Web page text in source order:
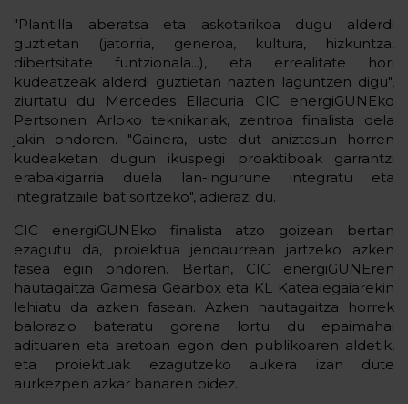
"Plantilla aberatsa eta askotarikoa dugu alderdi
guztietan (jatorria, generoa, kultura, hizkuntza,
dibertsitate funtzionala...), eta errealitate hori
kudeatzeak alderdi guztietan hazten laguntzen digu",
ziurtatu du Mercedes Ellacuria CIC energiGUNEko
Pertsonen Arloko teknikariak, zentroa finalista dela
jakin ondoren. "Gainera, uste dut aniztasun horren
kudeaketan dugun ikuspegi proaktiboak garrantzi
erabakigarria duela lan-ingurune integratu eta
integratzaile bat sortzeko", adierazi du.
CIC energiGUNEko finalista atzo goizean bertan
ezagutu da, proiektua jendaurrean jartzeko azken
fasea egin ondoren. Bertan, CIC energiGUNEren
hautagaitza Gamesa Gearbox eta KL Katealegaiarekin
lehiatu da azken fasean. Azken hautagaitza horrek
balorazio bateratu gorena lortu du epaimahai
adituaren eta aretoan egon den publikoaren aldetik,
eta proiektuak ezagutzeko aukera izan dute
aurkezpen azkar banaren bidez.